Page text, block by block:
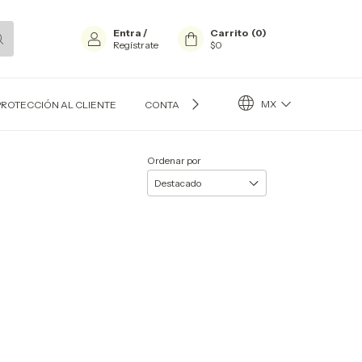
Entra /
Regístrate
Carrito (0)
$0
AL CLIENTE CONTACTO BLOG MX
Ordenar por